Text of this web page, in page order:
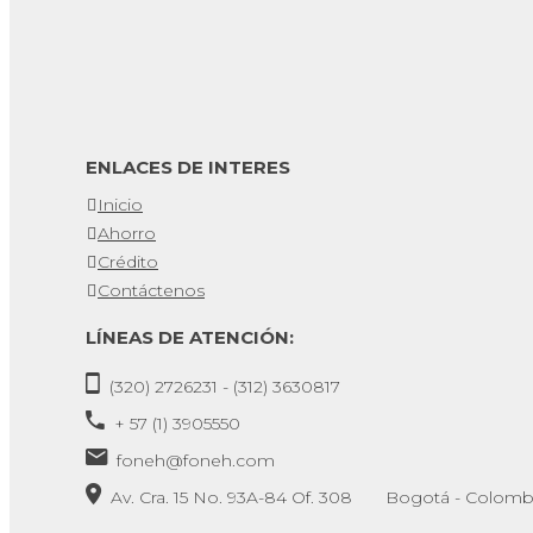
ENLACES DE INTERES
Inicio
Ahorro
Crédito
Contáctenos
LÍNEAS DE ATENCIÓN:
(320) 2726231 - (312) 3630817
+ 57 (1) 3905550
foneh@foneh.com
Av. Cra. 15 No. 93A-84 Of. 308 Bogotá -